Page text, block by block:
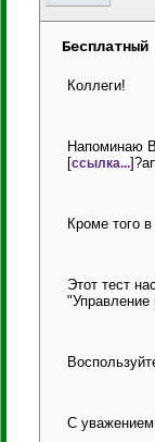
Коллеги!
Напоминаю
[ссылка...
Кроме того
Этот тест
"Управление
С